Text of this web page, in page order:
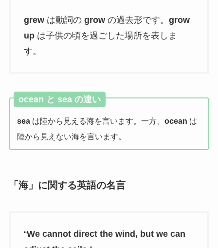
grewは動詞の growの過去形です。 grow
upは子供の頃を過ごした場所を表しま
す。
ocean と sea の違い
seaは陸から見える海を言います。一方、 ocean は
陸から見えない海を言います。
「海」に関する英語の名言
“We cannot direct the wind, but we can